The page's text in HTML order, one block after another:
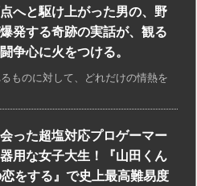
へと駆け上がった男の、野
発する奇跡の実話が、観る
争心に火をつける。
ものに対して、どれだけの情熱を
った超塩対応プロゲーマー
用な女子大生！『山田くん
をする』で史上最高難易度